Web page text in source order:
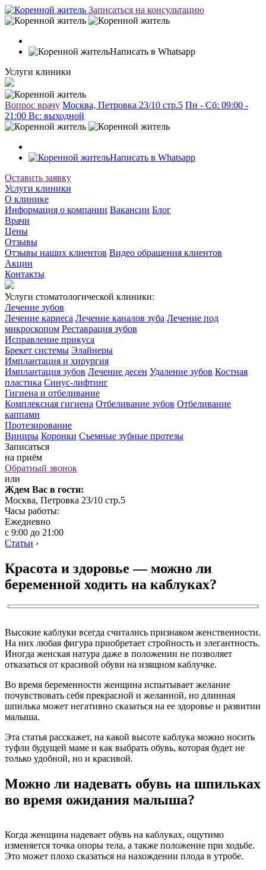
Записаться на консультацию
Написать в Whatsapp
Услуги клиники
Вопрос врачу Москва, Петровка 23/10 стр.5 Пн - Сб: 09:00 -
21:00 Вc: выходной
Написать в Whatsapp
Оставить заявку
Услуги клиники
О клинике
Информация о компании Вакансии Блог
Врачи
Цены
Отзывы
Отзывы наших клиентов Видео обращения клиентов
Акции
Контакты
Услуги стоматологической клиники:
Лечение зубов
Лечение кариеса Лечение каналов зуба Лечение под
микроскопом Реставрация зубов
Исправление прикуса
Брекет системы Элайнеры
Имплантация и хирургия
Имплантация зубов Лечение десен Удаление зубов Костная
пластика Синус-лифтинг
Гигиена и отбеливание
Комплексная гигиена Отбеливание зубов Отбеливание
каппами
Протезирование
Виниры Коронки Съемные зубные протезы
Записаться
на приём
Обратный звонок
или
Ждем Вас в гости:
Москва, Петровка 23/10 стр.5
Часы работы:
Ежедневно
с 9:00 до 21:00
Статьи ›
Красота и здоровье — можно ли
беременной ходить на каблуках?
Высокие каблуки всегда считались признаком женственности.
На них любая фигура приобретает стройность и элегантность.
Иногда женская натура даже в положении не позволяет
отказаться от красивой обуви на изящном каблучке.
Во время беременности женщина испытывает желание
почувствовать себя прекрасной и желанной, но длинная
шпилька может негативно сказаться на ее здоровье и развитии
малыша.
Эта статья расскажет, на какой высоте каблука можно носить
туфли будущей маме и как выбрать обувь, которая будет не
только удобной, но и красивой.
Можно ли надевать обувь на шпильках
во время ожидания малыша?
Когда женщина надевает обувь на каблуках, ощутимо
изменяется точка опоры тела, а также положение при ходьбе.
Это может плохо сказаться на нахождении плода в утробе.